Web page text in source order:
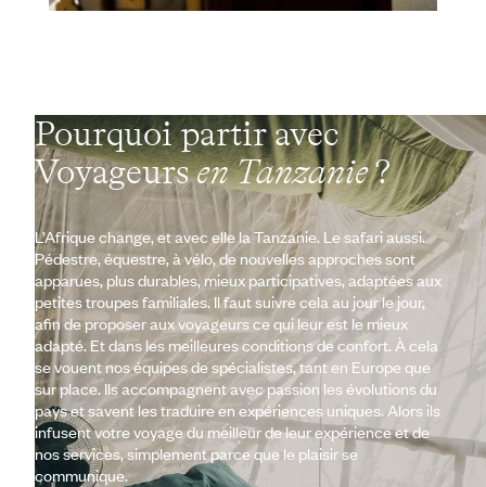
Pourquoi partir avec
Voyageursen Tanzanie?
L’Afrique change, et avec elle la Tanzanie. Le safari aussi.
Pédestre, équestre, à vélo, de nouvelles approches sont
apparues, plus durables, mieux participatives, adaptées aux
petites troupes familiales. Il faut suivre cela au jour le jour,
afin de proposer aux voyageurs ce qui leur est le mieux
adapté. Et dans les meilleures conditions de confort. À cela
se vouent nos équipes de spécialistes, tant en Europe que
sur place. Ils accompagnent avec passion les évolutions du
pays et savent les traduire en expériences uniques. Alors ils
infusent votre voyage du meilleur de leur expérience et de
nos services, simplement parce que le plaisir se
communique.